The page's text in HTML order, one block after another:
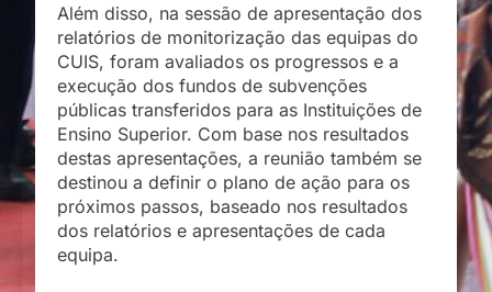
Além disso, na sessão de apresentação dos
relatórios de monitorização das equipas do
CUIS, foram avaliados os progressos e a
execução dos fundos de subvenções
públicas transferidos para as Instituições de
Ensino Superior. Com base nos resultados
destas apresentações, a reunião também se
destinou a definir o plano de ação para os
próximos passos, baseado nos resultados
dos relatórios e apresentações de cada
equipa.